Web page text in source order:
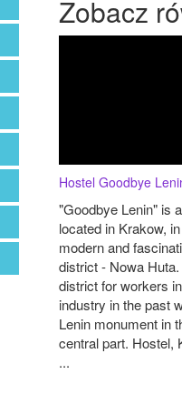
Zobacz
Hostel Goodbye
"Goodbye Lenin" is
located in Krakow,
modern and
district - Nowa
district for workers
industry in the past
Lenin monument in
central part. Hostel,
...